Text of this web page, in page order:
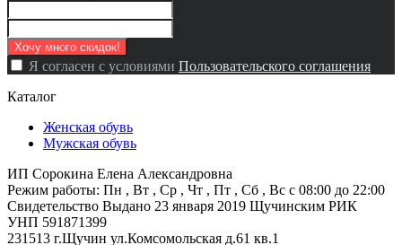
Я согласен с условиями Пользовательского соглашения
Каталог
Женская обувь
Мужская обувь
ИП Сорокина Елена Александровна
Режим работы: Пн , Вт , Ср , Чт , Пт , Сб , Вс c 08:00 до 22:00
Свидетельство Выдано 23 января 2019 Щучинским РИК
УНП 591871399
231513 г.Щучин ул.Комсомольская д.61 кв.1